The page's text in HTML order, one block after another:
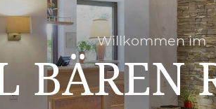
Willkommen im
BÄREN